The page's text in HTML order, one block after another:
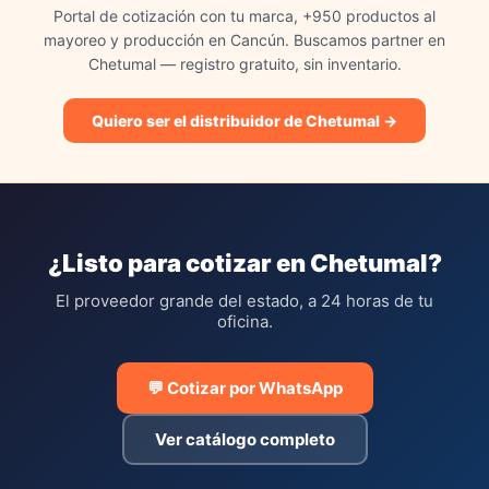
Portal de cotización con tu marca, +950 productos al
mayoreo y producción en Cancún. Buscamos partner en
Chetumal — registro gratuito, sin inventario.
Quiero ser el distribuidor de Chetumal →
¿Listo para cotizar en Chetumal?
El proveedor grande del estado, a 24 horas de tu
oficina.
💬 Cotizar por WhatsApp
Ver catálogo completo